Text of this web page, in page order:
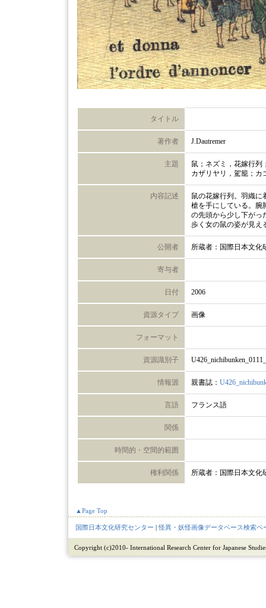
タイトル
著作者 J.Dautremer
主題
鼠；ネズミ，花嫁行列
カザリヤリ，駕籠；カ
内容記述
鼠の花嫁行列。羽織に
槍を手にしている。腕
の先頭から少し下がっ
歩く女の鼠の姿が見え
公開者 所蔵者：国際日本文化
寄与者
日付 2006
資源タイプ 画像
フォーマット
資源識別子
情報源 親書誌：
言語 フランス語
関係
時間的・空間的範囲
権利関係 所蔵者：国際日本文化
▲Page Top
国際日本文化研究センター |怪異・妖怪画像データベース検索ペ
Copyright (c)2010- International Research Center for Japanese